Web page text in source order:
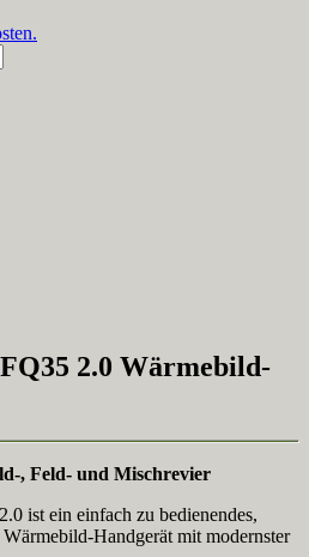
2.0 Wärmebild-
, Feld- und Mischrevier
ist ein einfach zu bedienendes,
Handgerät mit modernster